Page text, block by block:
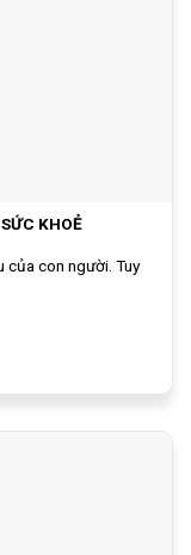
KHOẺ
của con người. Tuy